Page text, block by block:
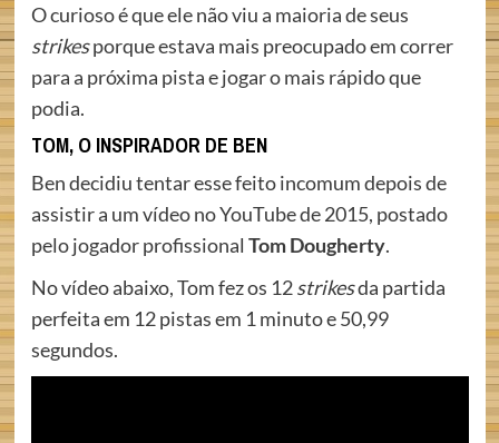
O curioso é que ele não viu a maioria de seus
strikesporque estava mais preocupado em correr
para a próxima pista e jogar o mais rápido que
podia.
TOM, O INSPIRADOR DE BEN
Ben decidiu tentar esse feito incomum depois de
assistir a um vídeo no YouTube de 2015, postado
pelo jogador profissional Tom Dougherty.
No vídeo abaixo, Tom fez os 12strikesda partida
perfeita em 12 pistas em 1 minuto e 50,99
segundos.